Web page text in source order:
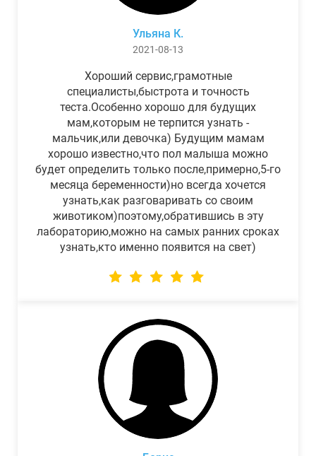
Ульяна К.
2021-08-13
Хороший сервис,грамотные
специалисты,быстрота и точность
теста.Особенно хорошо для будущих
мам,которым не терпится узнать -
мальчик,или девочка) Будущим мамам
хорошо известно,что пол малыша можно
будет определить только после,примерно,5-го
месяца беременности)но всегда хочется
узнать,как разговаривать со своим
животиком)поэтому,обратившись в эту
лабораторию,можно на самых ранних сроках
узнать,кто именно появится на свет)